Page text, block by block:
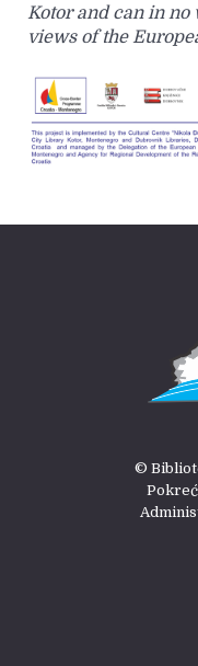
Kotor and can in no
views of the
©